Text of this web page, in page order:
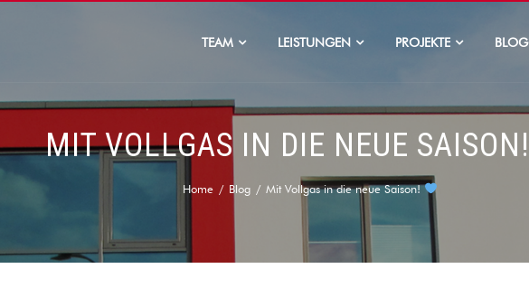
TEAM LEISTUNGEN PROJEKTE BLOG
MIT VOLLGAS IN DIE NEUE SAISON!
Home Blog Mit Vollgas in die neue Saison!